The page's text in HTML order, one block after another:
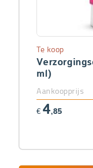
ml)
Te koop
Aankoopprijs
€ 4,85